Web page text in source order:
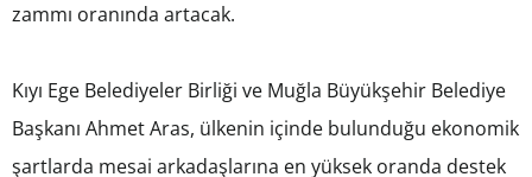
zammı oranında artacak.
Kıyı Ege Belediyeler Birliği ve Muğla Büyükşehir Belediye
Başkanı Ahmet Aras, ülkenin içinde bulunduğu ekonomik
şartlarda mesai arkadaşlarına en yüksek oranda destek